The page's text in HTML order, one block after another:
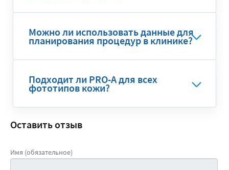
Можно ли использовать данные для
планирования процедур в клинике?
Подходит ли PRO-A для всех
фототипов кожи?
Оставить отзыв
Имя (обязательное)